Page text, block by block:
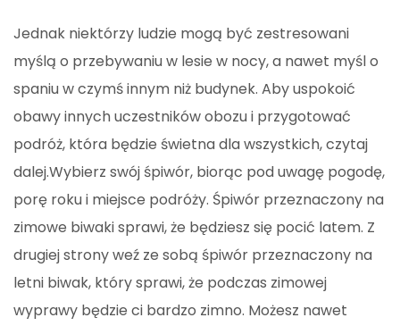
Jednak niektórzy ludzie mogą być zestresowani
myślą o przebywaniu w lesie w nocy, a nawet myśl o
spaniu w czymś innym niż budynek. Aby uspokoić
obawy innych uczestników obozu i przygotować
podróż, która będzie świetna dla wszystkich, czytaj
dalej.Wybierz swój śpiwór, biorąc pod uwagę pogodę,
porę roku i miejsce podróży. Śpiwór przeznaczony na
zimowe biwaki sprawi, że będziesz się pocić latem. Z
drugiej strony weź ze sobą śpiwór przeznaczony na
letni biwak, który sprawi, że podczas zimowej
wyprawy będzie ci bardzo zimno. Możesz nawet